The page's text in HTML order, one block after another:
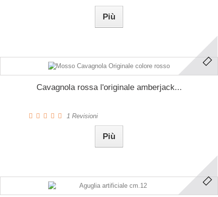
Più
Cavagnola rossa l'originale amberjack...
1 Revisioni
Più